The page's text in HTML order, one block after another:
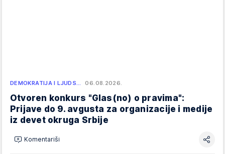
DEMOKRATIJA I LJUDS… 06.08.2026.
Otvoren konkurs "Glas(no) o pravima":
Prijave do 9. avgusta za organizacije i medije
iz devet okruga Srbije
Komentariši